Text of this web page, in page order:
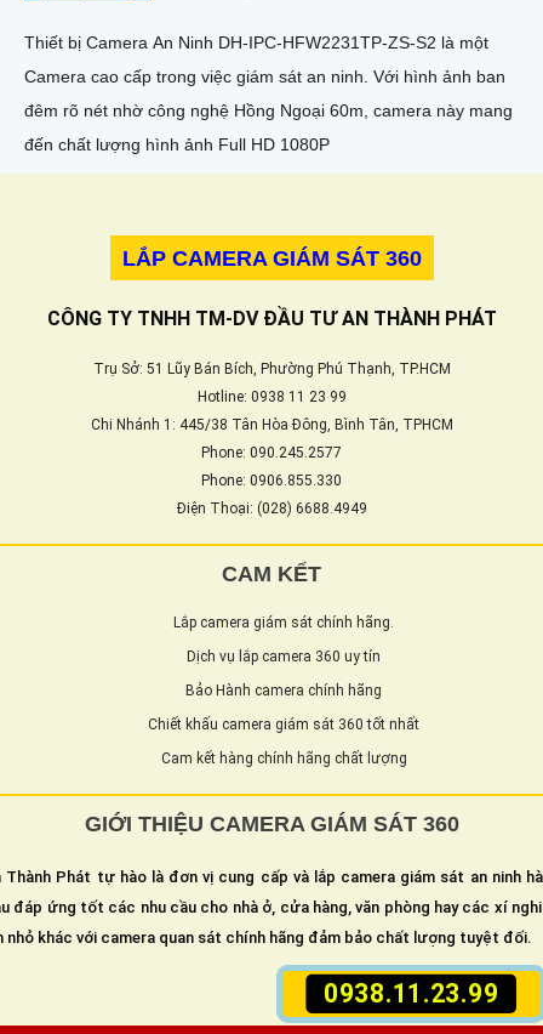
0938.11.23.99
Thiết bị Camera An Ninh DH-IPC-HFW2231TP-ZS-S2 là một
Camera cao cấp trong việc giám sát an ninh. Với hình ảnh ban
đêm rõ nét nhờ công nghệ Hồng Ngoại 60m, camera này mang
đến chất lượng hình ảnh Full HD 1080P
LẮP CAMERA GIÁM SÁT 360
CÔNG TY TNHH TM-DV ĐẦU TƯ AN THÀNH PHÁT
Trụ Sở: 51 Lũy Bán Bích, Phường Phú Thạnh, TP.HCM
Hotline: 0938 11 23 99
Chi Nhánh 1: 445/38 Tân Hòa Đông, Bình Tân, TPHCM
Phone: 090.245.2577
Phone: 0906.855.330
Điện Thoại: (028) 6688.4949
CAM KẾT
Lắp camera giám sát chính hãng.
Dịch vụ lắp camera 360 uy tín
Bảo Hành camera chính hãng
Chiết khấu camera giám sát 360 tốt nhất
Cam kết hàng chính hãng chất lượng
GIỚI THIỆU CAMERA GIÁM SÁT 360
Thành Phát tự hào là đơn vị cung cấp và lắp camera giám sát an ninh
đáp ứng tốt các nhu cầu cho nhà ở, cửa hàng, văn phòng hay các xí
nhỏ khác với camera quan sát chính hãng đảm bảo chất lượng tuyệt đối.